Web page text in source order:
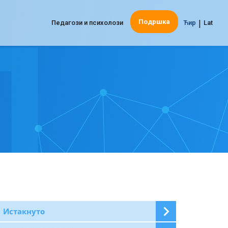
Ћир | Lat
Педагози и психолози Подршка
Истакнуто